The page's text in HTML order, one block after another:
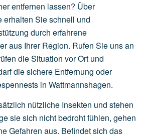
entfernen lassen? Über
erhalten Sie schnell und
durch erfahrene
aus Ihrer Region. Rufen Sie uns an
die Situation vor Ort und
die sichere Entfernung oder
in Wattmannshagen.
nützliche Insekten und stehen
sie sich nicht bedroht fühlen, gehen
Gefahren aus. Befindet sich das